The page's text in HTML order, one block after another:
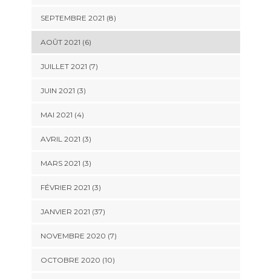
SEPTEMBRE 2021 (8)
AOÛT 2021 (6)
JUILLET 2021 (7)
JUIN 2021 (3)
MAI 2021 (4)
AVRIL 2021 (3)
MARS 2021 (3)
FÉVRIER 2021 (3)
JANVIER 2021 (37)
NOVEMBRE 2020 (7)
OCTOBRE 2020 (10)